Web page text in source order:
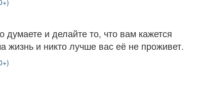
думаете и делайте то, что вам кажется
жизнь и никто лучше вас её не проживет.